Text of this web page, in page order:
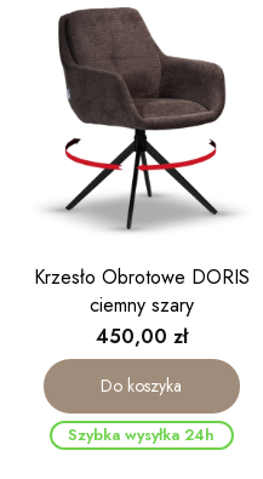
Krzesło Obrotowe DORIS
ciemny szary
Cena
450,00 zł
Do koszyka
Szybka wysyłka 24h